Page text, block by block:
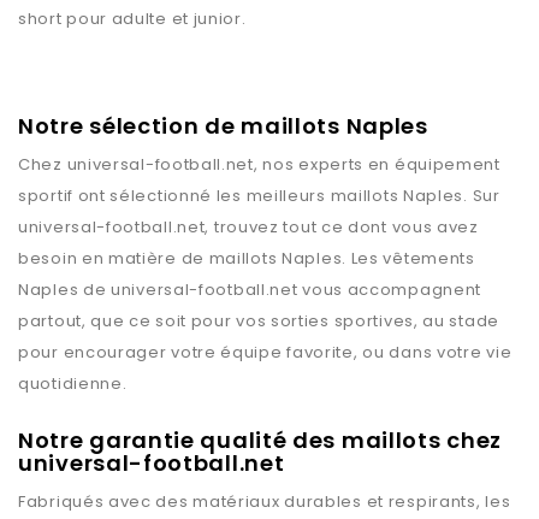
short pour adulte et junior.
Notre sélection de maillots Naples
Chez universal-football.net, nos experts en équipement
sportif ont sélectionné les meilleurs maillots Naples. Sur
universal-football.net, trouvez tout ce dont vous avez
besoin en matière de maillots Naples. Les vêtements
Naples deuniversal-football.net vous accompagnent
partout, que ce soit pour vos sorties sportives, au stade
pour encourager votre équipe favorite, ou dans votre vie
quotidienne.
Notre garantie qualité des maillots chez
universal-football.net
Fabriqués avec des matériaux durables et respirants, les